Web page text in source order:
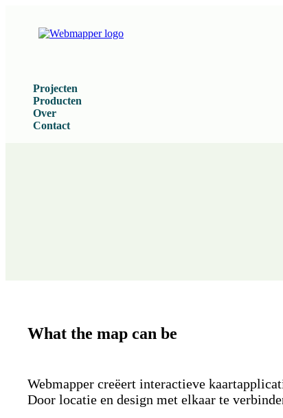
Projecten
Producten
Over
Contact
What the map can be
Webmapper creëert interactieve
Door locatie en design met elkaar te